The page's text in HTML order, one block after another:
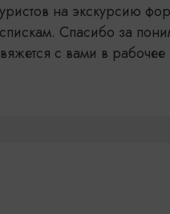
на экскурсию
Спасибо за
с вами в